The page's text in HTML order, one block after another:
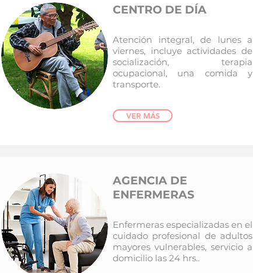
CENTRO DE DÍA
Atención integral, de lunes a
viernes, incluye actividades de
socialización, terapia
ocupacional, una comida y
transporte.
VER MÁS
AGENCIA DE
ENFERMERAS
Enfermeras especializadas en el
cuidado profesional de adultos
mayores vulnerables, servicio a
domicilio las 24 hrs..